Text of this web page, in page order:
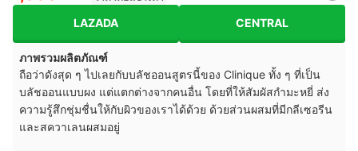
LAZADA CENTRAL
ภาพรวมผลิตภัณฑ์
ถือว่าดังสุด ๆ ไปเลยกับบลัชออนสูตรนี้ของ Clinique ทั้ง ๆ ที่เป็น
บลัชออนแบบผง แต่แตกต่างจากคนอื่น โดยที่ให้สัมผัสกำมะหยี่ ส่ง
ความรู้สึกชุ่มชื่นให้กับผิวของเราได้ด้วย ด้วยส่วนผสมที่มีกลีเซอรีน
และสควาเลนผสมอยู่